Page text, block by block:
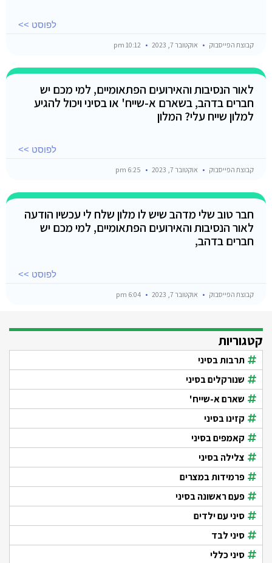
לפוסט >>
קבוצת הפייסבוק אוקטובר 7, 2023
לאור הנסיבות והאירועים הפתאומיים, למי מכם יש
חברים בדהב, בשארם א-שייח' או בסיני ויכול להגיע
למלון שייח עלי? המלון
לפוסט >>
קבוצת הפייסבוק אוקטובר 7, 2023
חבר טוב שלי מדהב שיש לו מלון שלח לי עכשיו הודעה
לאור הנסיבות והאירועים הפתאומיים, למי מכם יש
חברים בדהב,
לפוסט >>
קבוצת הפייסבוק אוקטובר 7, 2023
קטגוריות
תרבות בסיני
שנורקלים בסיני
שארם א-שייח'
קזינו בסיני
קאמפים בסיני
צלילה בסיני
פרמידות במצרים
פעם ראשונה בסיני
סיני עם ילדים
סיני לבד
סיני כללי